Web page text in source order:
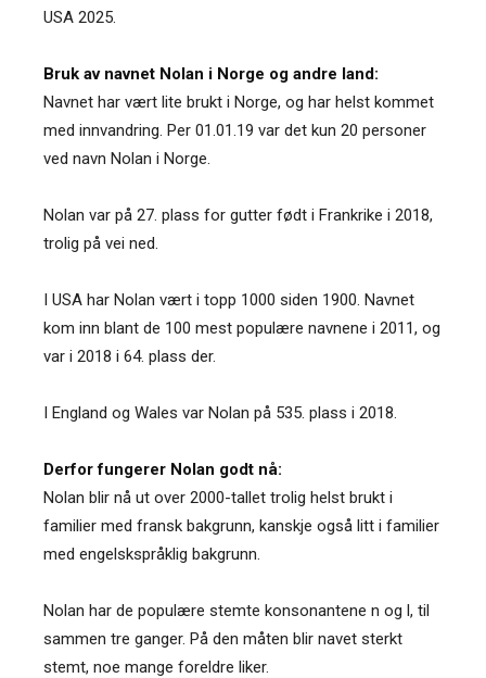
USA 2025.
Bruk av navnet Nolan i Norge og andre land:
Navnet har vært lite brukt i Norge, og har helst kommet
med innvandring. Per 01.01.19 var det kun 20 personer
ved navn Nolan i Norge.
Nolan var på 27. plass for gutter født i Frankrike i 2018,
trolig på vei ned.
I USA har Nolan vært i topp 1000 siden 1900. Navnet
kom inn blant de 100 mest populære navnene i 2011, og
var i 2018 i 64. plass der.
I England og Wales var Nolan på 535. plass i 2018.
Derfor fungerer Nolan godt nå:
Nolan blir nå ut over 2000-tallet trolig helst brukt i
familier med fransk bakgrunn, kanskje også litt i familier
med engelskspråklig bakgrunn.
Nolan har de populære stemte konsonantene n og l, til
sammen tre ganger. På den måten blir navet sterkt
stemt, noe mange foreldre liker.